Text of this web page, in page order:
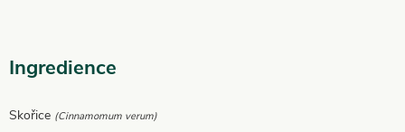
Ingredience
Skořice (Cinnamomum verum)